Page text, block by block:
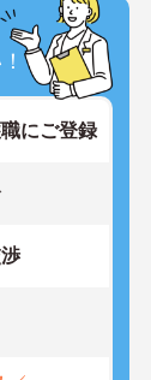
にご登録